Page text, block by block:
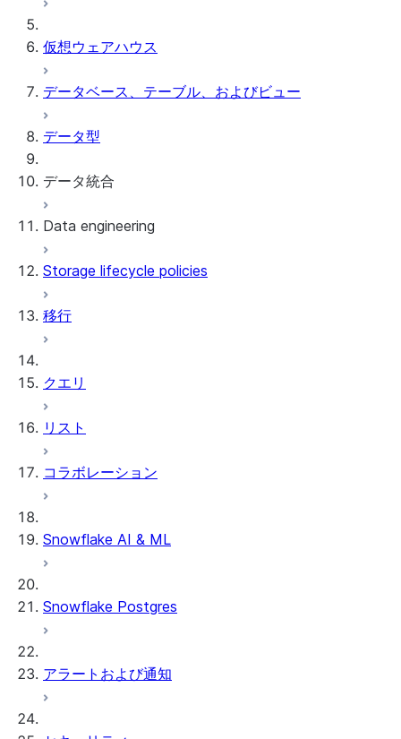
仮想ウェアハウス
データベース、テーブル、およびビュー
データ型
データ統合
Snowflake Openflow
Apache Iceberg™
Data engineering
データのロード
DCM Projects
Snowflakeでのdbtプロジェクト
Storage lifecycle policies
移行
クエリ
リスト
コラボレーション
Snowflake AI & ML
Snowflake Postgres
アラートおよび通知